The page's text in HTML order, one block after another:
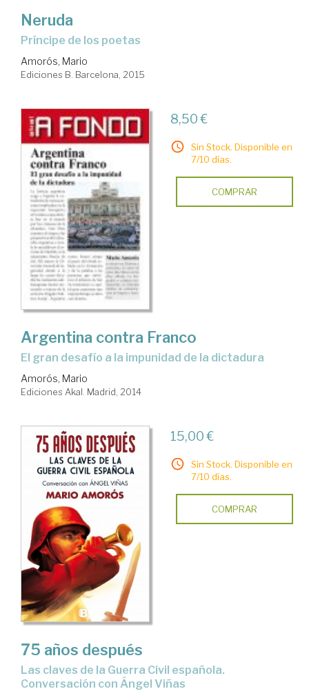
Neruda
príncipe de los poetas
Amorós, Mario
Ediciones B. Barcelona, 2015
8,50 €
Sin Stock. Disponible en
7/10 días.
COMPRAR
Argentina contra Franco
el gran desafío a la impunidad de la dictadura
Amorós, Mario
Ediciones Akal. Madrid, 2014
15,00 €
Sin Stock. Disponible en
7/10 días.
COMPRAR
75 años después
Las claves de la Guerra Civil española.
Conversación con Ángel Viñas